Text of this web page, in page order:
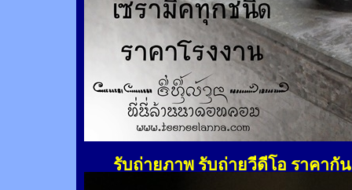
รับถ่ายภาพ รับถ่ายวีดีโอ ราคากั